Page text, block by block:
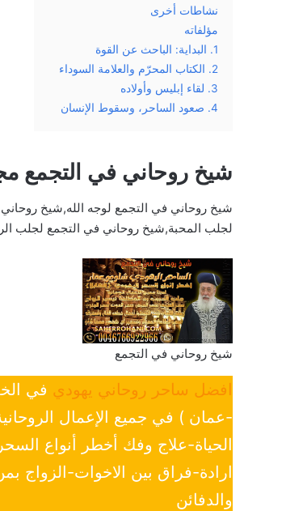
نشاطات أخرى
مؤلفاته
1. البداية: الباحث عن القوة
2. الكتاب المحرّم والعلامة السوداء
3. لقاء إبليس وأولاده
4. صعود الساحر، وسقوط الإنسان
شيخ روحاني في التجمع
شيخ روحاني في التجمع لوجه الله,شيخ
لجلب المحبة,شيخ روحاني في التجمع لجلب
شيخ روحاني في التجمع
افضل ساحر روحاني يهودي في
-عمان ) في جميع الإعمال
الحياة-علاج وفك أخطر أنواع
ارادة-فراق بين الاخوات-الزواج
والدفائن